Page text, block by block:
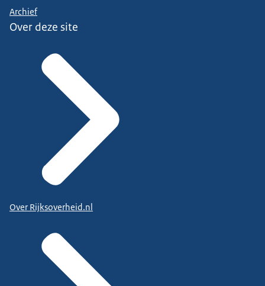
Archief
Over deze site
Over Rijksoverheid.nl